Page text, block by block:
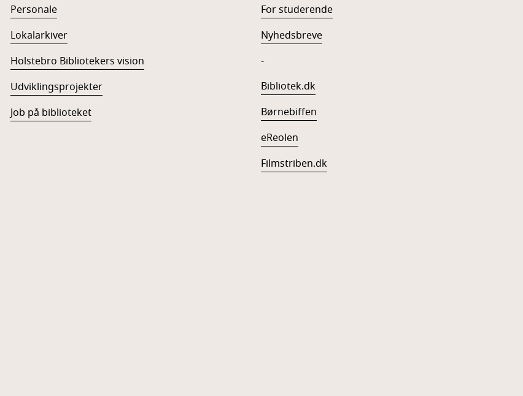
Personale
Lokalarkiver
Holstebro Bibliotekers vision
Udviklingsprojekter
Job på biblioteket
For studerende
Nyhedsbreve
-
Bibliotek.dk
Børnebiffen
eReolen
Filmstriben.dk